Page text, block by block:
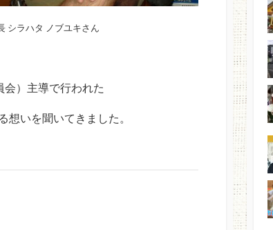
シラハタ ノブユキさん
）主導で行われた
いを聞いてきました。